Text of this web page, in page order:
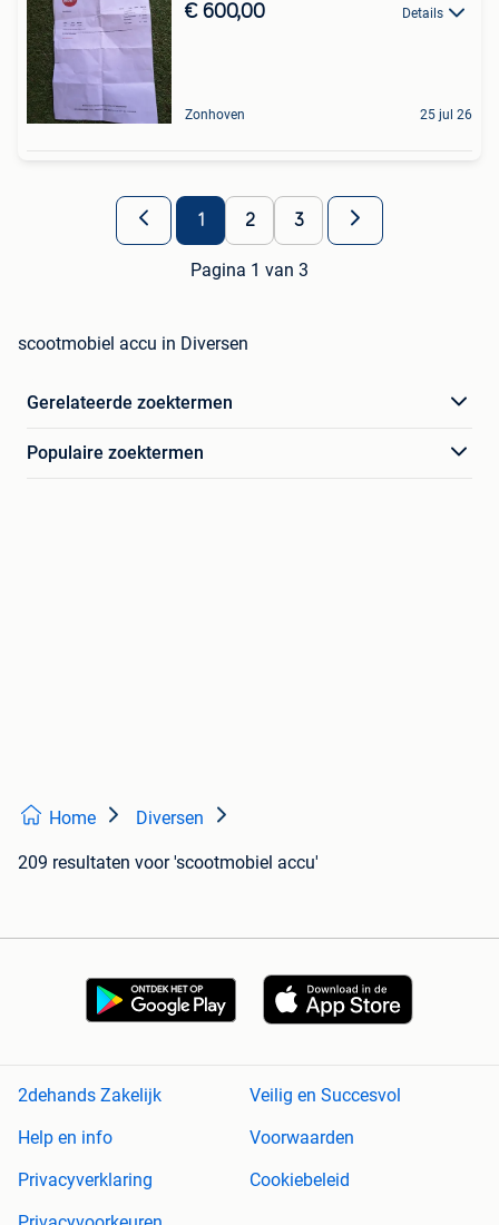
€ 600,00 Details
Zonhoven 25 jul 26
1 2 3
Pagina 1 van 3
scootmobiel accu in Diversen
Gerelateerde zoektermen
Populaire zoektermen
Home Diversen
209 resultaten voor 'scootmobiel accu'
2dehands Zakelijk
Veilig en Succesvol
Help en info
Voorwaarden
Privacyverklaring
Cookiebeleid